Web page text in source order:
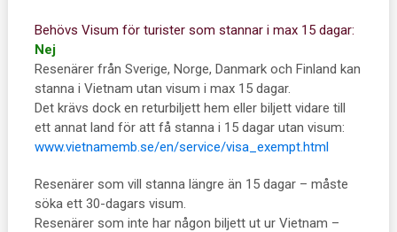
Behövs Visum för turister som stannar i max 15 dagar:
Nej
Resenärer från Sverige, Norge, Danmark och Finland kan
stanna i Vietnam utan visum i max 15 dagar.
Det krävs dock en returbiljett hem eller biljett vidare till
ett annat land för att få stanna i 15 dagar utan visum:
www.vietnamemb.se/en/service/visa_exempt.html
Resenärer som vill stanna längre än 15 dagar – måste
söka ett 30-dagars visum.
Resenärer som inte har någon biljett ut ur Vietnam –